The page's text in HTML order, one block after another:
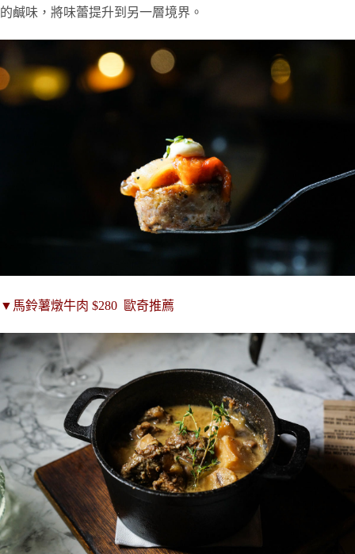
的鹹味，將味蕾提升到另一層境界。
▼ 馬鈴薯燉牛肉 $280 歐奇推薦